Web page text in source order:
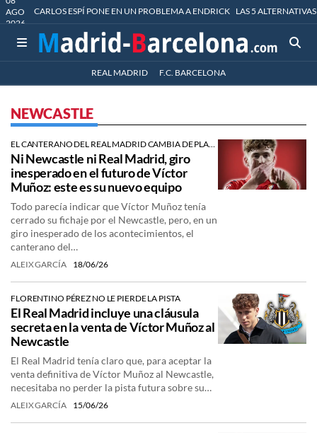
AGO
2026
CARLOS ESPÍ PONE EN UN PROBLEMA A ENDRICK LAS 5
REAL MADRID F.C. BARCELONA
NEWCASTLE
EL CANTERANO DEL REAL MADRID CAMBIA DE PLANES
Ni Newcastle ni Real Madrid, giro
inesperado en el futuro de Víctor
Muñoz: este es su nuevo equipo
Todo parecía indicar que Víctor Muñoz tenía
cerrado su fichaje por el Newcastle, pero, en un
giro inesperado de los acontecimientos, el
canterano del…
ALEIX GARCÍA 18/06/26
FLORENTINO PÉREZ NO LE PIERDE LA PISTA
El Real Madrid incluye una cláusula
secreta en la venta de Víctor Muñoz al
Newcastle
El Real Madrid tenía claro que, para aceptar la
venta definitiva de Víctor Muñoz al Newcastle,
necesitaba no perder la pista futura sobre su…
ALEIX GARCÍA 15/06/26